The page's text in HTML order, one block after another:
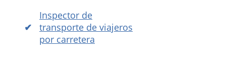
Inspector de
transporte de viajeros
por carretera